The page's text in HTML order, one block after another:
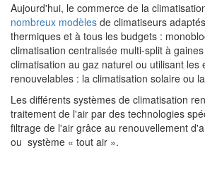
Aujourd'hui, le commerce de la
nombreux modèles de climatiseurs
thermiques et à tous les budgets :
climatisation centralisée multi-split à
climatisation au gaz naturel ou utilisant les
renouvelables : la climatisation solaire ou
Les différents systèmes de climatisation
traitement de l'air par des technologies
filtrage de l'air grâce au renouvellement
ou système « tout air ».